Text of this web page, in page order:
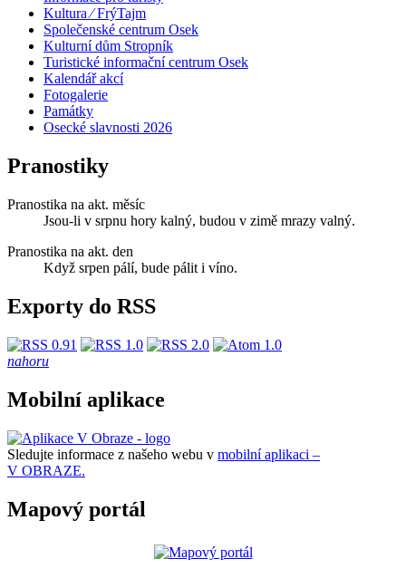
Kultura ⁄ FrýTajm
Společenské centrum Osek
Kulturní dům Stropník
Turistické informační centrum Osek
Kalendář akcí
Fotogalerie
Památky
Osecké slavnosti 2026
Pranostiky
Pranostika na akt. měsíc
Jsou-li v srpnu hory kalný, budou v zimě mrazy valný.
Pranostika na akt. den
Když srpen pálí, bude pálit i víno.
Exporty do RSS
nahoru
Mobilní aplikace
Sledujte informace z našeho webu v mobilní aplikaci –
V OBRAZE.
Mapový portál